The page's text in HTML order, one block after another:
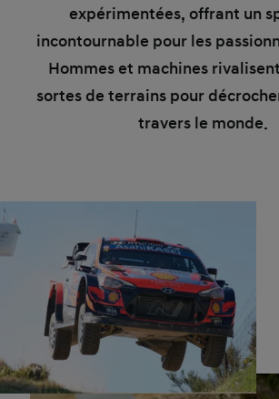
expérimentées, offrant un
incontournable pour les
Hommes et machines
sortes de terrains pour
travers le monde.